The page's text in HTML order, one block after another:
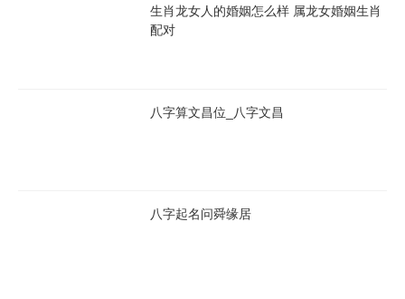
生肖龙女人的婚姻怎么样 属龙女婚姻生肖
配对
八字算文昌位_八字文昌
八字起名问舜缘居